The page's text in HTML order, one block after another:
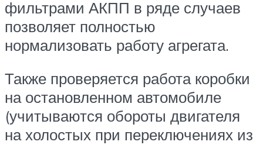
фильтрами АКПП в ряде случаев
позволяет полностью
нормализовать работу агрегата.
Также проверяется работа коробки
на остановленном автомобиле
(учитываются обороты двигателя
на холостых при переключениях из